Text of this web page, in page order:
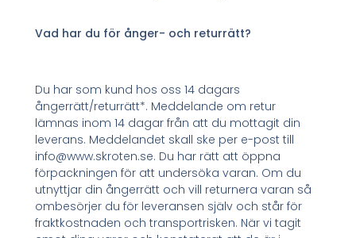
Vad har du för ånger- och returrätt?
Du har som kund hos oss 14 dagars
ångerrätt/returrätt*. Meddelande om retur
lämnas inom 14 dagar från att du mottagit din
leverans. Meddelandet skall ske per e-post till
info@www.skroten.se. Du har rätt att öppna
förpackningen för att undersöka varan. Om du
utnyttjar din ångerrätt och vill returnera varan så
ombesörjer du för leveransen själv och står för
fraktkostnaden och transportrisken. När vi tagit